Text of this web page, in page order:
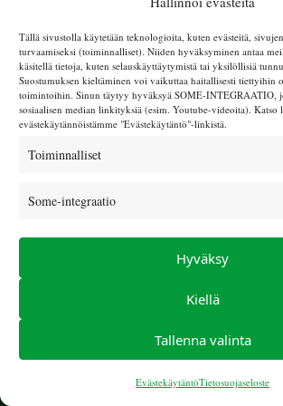
Tällä sivustolla käytetään teknologioita, kuten evästeitä,
turvaamiseksi (toiminnalliset). Niiden hyväksyminen antaa
käsitellä tietoja, kuten selauskäyttäytymistä tai yksilöllisiä
Suostumuksen kieltäminen voi vaikuttaa haitallisesti tiettyihin
toimintoihin. Sinun täytyy hyväksyä SOME-INTEGRAATIO,
sosiaalisen median linkityksiä (esim. Youtube-videoita). Katso
evästekäytännöistämme "Evästekäytäntö"-linkistä.
Toiminnalliset
Some-integraatio
Hyväksy
Kiellä
Tallenna valinta
EvästekäytäntöTietosuojaseloste
Tapahtuma suunnattu ensisijaisesti
Tapahtuma toteutetaan yhteistyössä
lapset ry:n kanssa.
Ilmoittautumiset:
www.silmatera.fi/tapahtuma/silmatera